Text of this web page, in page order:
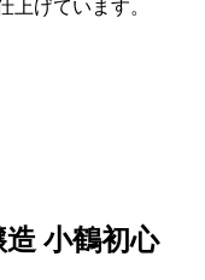
上げています。
小鶴初心